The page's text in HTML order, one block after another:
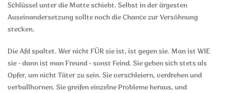
Schlüssel unter die Matte schiebt. Selbst in der ärgesten
Auseinandersetzung sollte noch die Chance zur Versöhnung
stecken.
Die Afd spaltet. Wer nicht FÜR sie ist, ist gegen sie. Man ist WIE
sie - dann ist man Freund - sonst Feind. Sie geben sich stets als
Opfer, um nicht Täter zu sein. Sie verschleiern, verdrehen und
verballhornen. Sie greifen einzelne Probleme heraus, und